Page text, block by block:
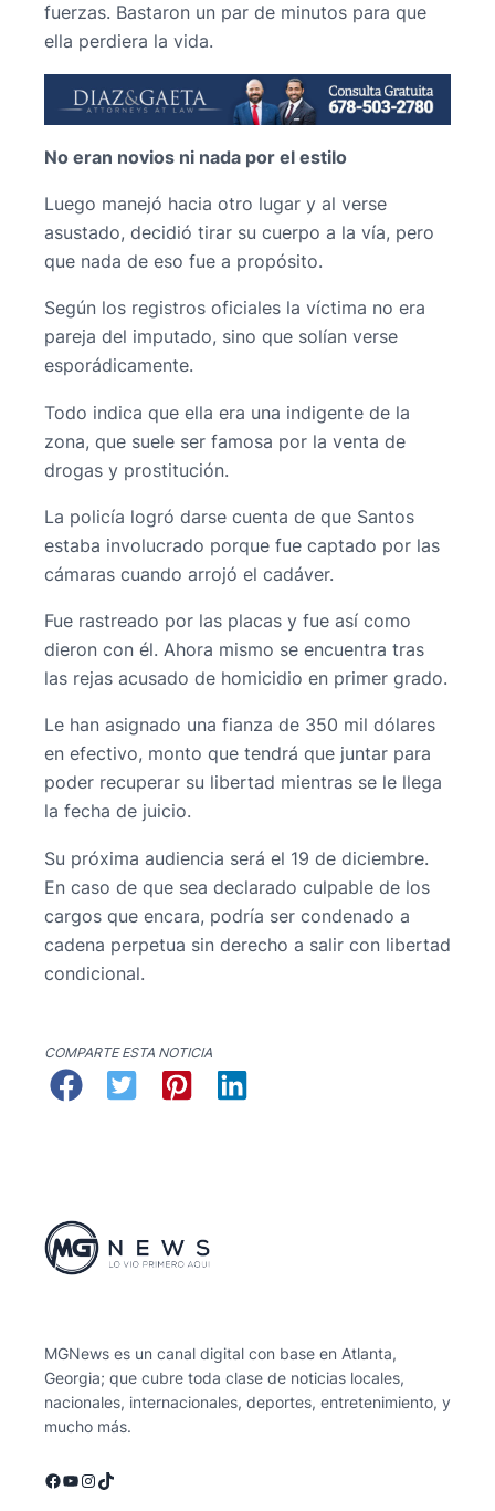
fuerzas. Bastaron un par de minutos para que
ella perdiera la vida.
No eran novios ni nada por el estilo
Luego manejó hacia otro lugar y al verse
asustado, decidió tirar su cuerpo a la vía, pero
que nada de eso fue a propósito.
Según los registros oficiales la víctima no era
pareja del imputado, sino que solían verse
esporádicamente.
Todo indica que ella era una indigente de la
zona, que suele ser famosa por la venta de
drogas y prostitución.
La policía logró darse cuenta de que Santos
estaba involucrado porque fue captado por las
cámaras cuando arrojó el cadáver.
Fue rastreado por las placas y fue así como
dieron con él. Ahora mismo se encuentra tras
las rejas acusado de homicidio en primer grado.
Le han asignado una fianza de 350 mil dólares
en efectivo, monto que tendrá que juntar para
poder recuperar su libertad mientras se le llega
la fecha de juicio.
Su próxima audiencia será el 19 de diciembre.
En caso de que sea declarado culpable de los
cargos que encara, podría ser condenado a
cadena perpetua sin derecho a salir con libertad
condicional.
COMPARTE ESTA NOTICIA
MGNews es un canal digital con base en Atlanta,
Georgia; que cubre toda clase de noticias locales,
nacionales, internacionales, deportes, entretenimiento, y
mucho más.
Facebook
YouTube
Instagram
TikTok